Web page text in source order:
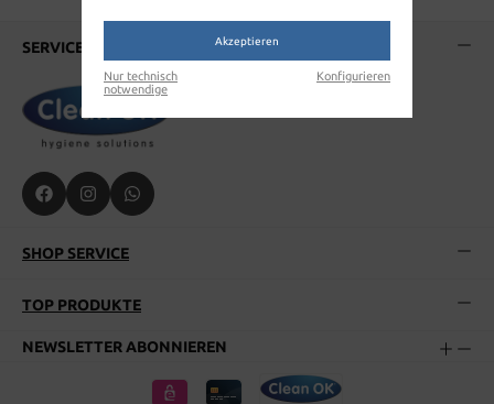
SERVICE-HOTLINE
SHOP SERVICE
TOP PRODUKTE
NEWSLETTER ABONNIEREN
Akzeptieren
Nur technisch
notwendige
Konfigurieren